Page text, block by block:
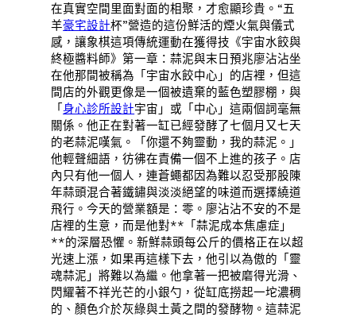
在真實空間里面對面的相聚，才愈顯珍貴。“五
羊豪宅設計杯”營造的這份鮮活的煙火氣與儀式
感，讓象棋這項傳統運動在獲得技《宇宙水餃與
終極醬料師》第一章：蒜泥與末日預兆廖沾沾坐
在他那間被稱為「宇宙水餃中心」的店裡，但這
間店的外觀更像是一個被遺棄的藍色塑膠棚，與
「身心診所設計宇宙」或「中心」這兩個詞毫無
關係。他正在對著一缸已經發酵了七個月又七天
的老蒜泥嘆氣。「你還不夠靈動，我的蒜泥。」
他輕聲細語，彷彿在責備一個不上進的孩子。店
內只有他一個人，連蒼蠅都因為難以忍受那股陳
年蒜頭混合著鐵鏽與淡淡絕望的味道而選擇繞道
飛行。今天的營業額是：零。廖沾沾不安的不是
店裡的生意，而是他對**「蒜泥成本焦慮症」
**的深層恐懼。新鮮蒜頭每公斤的價格正在以超
光速上漲，如果再這樣下去，他引以為傲的「靈
魂蒜泥」將難以為繼。他拿著一把被磨得光滑、
閃耀著不祥光芒的小銀勺，從缸底撈起一坨濃稠
的、顏色介於灰綠與土黃之間的發酵物。這蒜泥